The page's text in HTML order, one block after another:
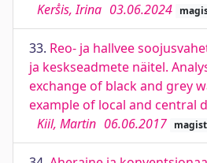
Kerṧis, Irina 03.06.2024
33. Reo- ja hallvee
ja keskseadmete näitel.
exchange of black and grey
example of local and central
Kiil, Martin 06.06.2017